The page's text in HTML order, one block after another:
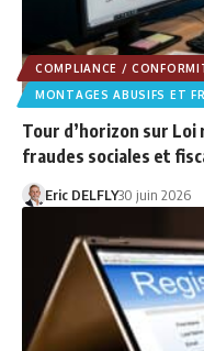
COMPLIANCE /
MONTAGES ABUSIFS ET
Tour d’horizon sur
fraudes sociales et
Eric DELFLY30 juin 2026